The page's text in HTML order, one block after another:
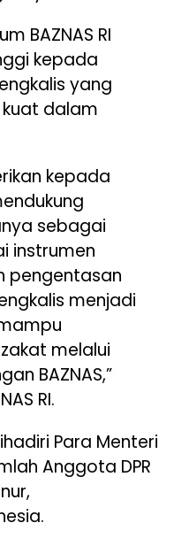
BAZNAS RI
kepada
yang
dalam
kepada
sebagai
instrumen
pengentasan
menjadi
melalui
BAZNAS,”
RI.
Para Menteri
Anggota DPR